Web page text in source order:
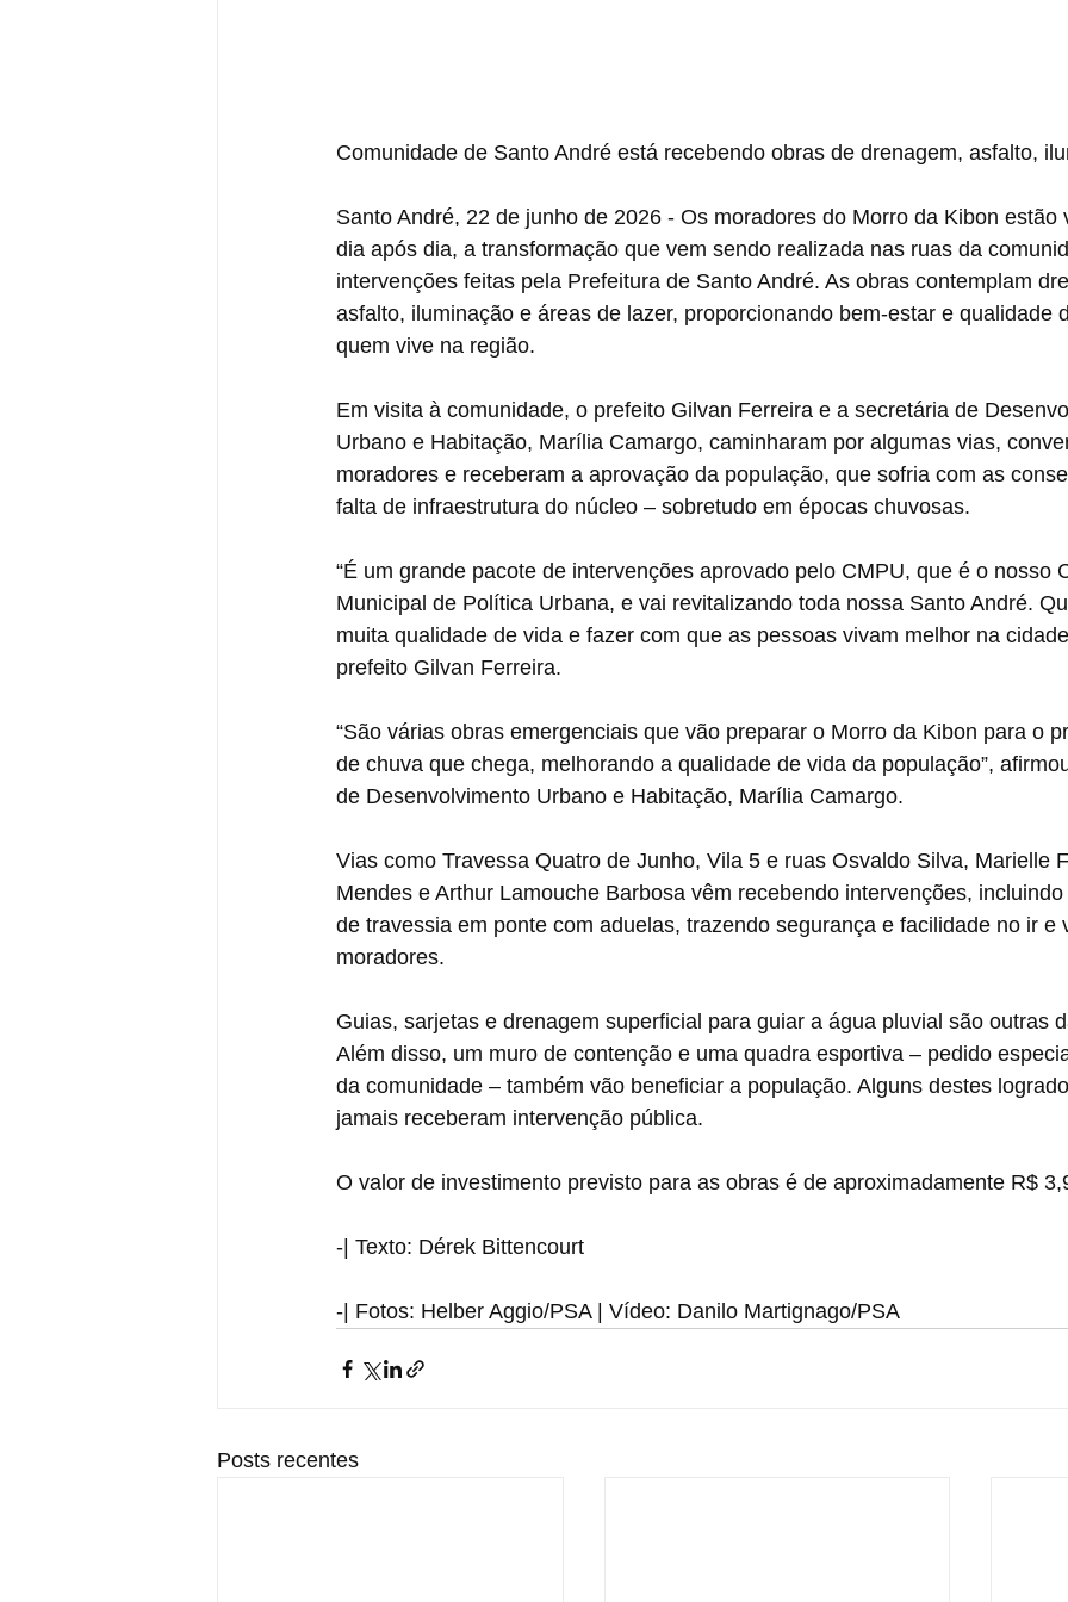
Comunidade de Santo André está recebendo obras de drenagem, asfalto,
Santo André, 22 de junho de 2026 - Os moradores do Morro da Kibon
dia após dia, a transformação que vem sendo realizada nas ruas da
intervenções feitas pela Prefeitura de Santo André. As obras contemplam
asfalto, iluminação e áreas de lazer, proporcionando bem-estar e qualidade
quem vive na região.
Em visita à comunidade, o prefeito Gilvan Ferreira e a secretária de
Urbano e Habitação, Marília Camargo, caminharam por algumas vias,
moradores e receberam a aprovação da população, que sofria com as
falta de infraestrutura do núcleo – sobretudo em épocas chuvosas.
“É um grande pacote de intervenções aprovado pelo CMPU, que é o nosso
Municipal de Política Urbana, e vai revitalizando toda nossa Santo André.
muita qualidade de vida e fazer com que as pessoas vivam melhor na
prefeito Gilvan Ferreira.
“São várias obras emergenciais que vão preparar o Morro da Kibon para o
de chuva que chega, melhorando a qualidade de vida da população”,
de Desenvolvimento Urbano e Habitação, Marília Camargo.
Vias como Travessa Quatro de Junho, Vila 5 e ruas Osvaldo Silva, Marielle
Mendes e Arthur Lamouche Barbosa vêm recebendo intervenções,
de travessia em ponte com aduelas, trazendo segurança e facilidade no ir e
moradores.
Guias, sarjetas e drenagem superficial para guiar a água pluvial são outras
Além disso, um muro de contenção e uma quadra esportiva – pedido
da comunidade – também vão beneficiar a população. Alguns destes
jamais receberam intervenção pública.
O valor de investimento previsto para as obras é de aproximadamente R$
-| Texto: Dérek Bittencourt
-| Fotos: Helber Aggio/PSA | Vídeo: Danilo Martignago/PSA
Posts recentes